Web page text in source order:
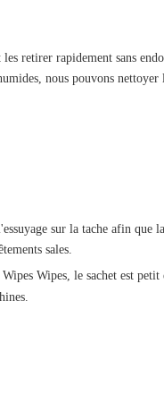
retirer rapidement sans
nous pouvons nettoyer
sur la tache afin
sales.
Wipes, le sachet est